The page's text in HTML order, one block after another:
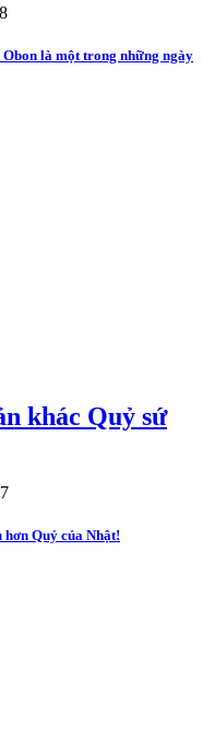
Obon là một trong những ngày
khác Quỷ sứ
Quỷ của Nhật!